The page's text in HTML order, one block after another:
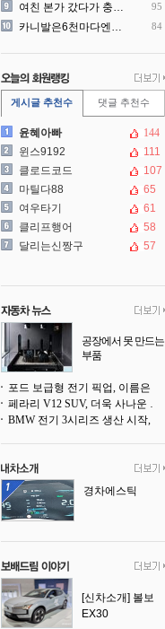
여친 본가 갔다가 충격 먹은.. 95
카니발은6천마다엔진점검을해야.. 84
게시글 추천수 댓글 추천수
윤혜아빠
144
윈스9192
111
클로드코드
107
마틸다88
65
여우타기
61
클리프행어
58
달리는신짱구
57
공장에서 못 만드는
부품
어낸다
페라리 V12 SUV, 더욱 사나운 얼굴로 돌아온다
경차에스틱
[신차소개] 볼보
EX30